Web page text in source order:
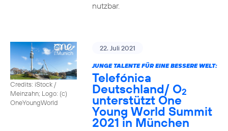
nutzbar.
Credits: iStock /
Meinzahn; Logo: (c)
OneYoungWorld
22. Juli 2021
JUNGE TALENTE FÜR EINE BESSERE WELT:
Telefónica
Deutschland/ O2
unterstützt One
Young World Summit
2021 in München